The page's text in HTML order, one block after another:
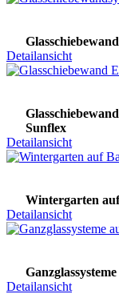
Detailansicht
Sunflex
Detailansicht
Wintergarten
Detailansicht
Detailansicht